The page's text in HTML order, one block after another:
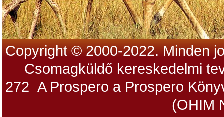
Copyright © 2000-2022. Minden
Csomagküldő kereskedelmi
272 A Prospero a Prospero
(OHIM